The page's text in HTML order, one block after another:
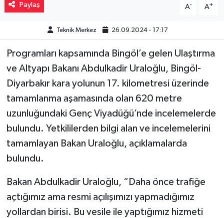
Paylaş A- A+
Teknik Merkez 26.09.2024 - 17:17
Programları kapsamında Bingöl’e gelen Ulaştırma
ve Altyapı Bakanı Abdulkadir Uraloğlu, Bingöl-
Diyarbakır kara yolunun 17. kilometresi üzerinde
tamamlanma aşamasında olan 620 metre
uzunluğundaki Genç Viyadüğü’nde incelemelerde
bulundu. Yetkililerden bilgi alan ve incelemelerini
tamamlayan Bakan Uraloğlu, açıklamalarda
bulundu.
Bakan Abdulkadir Uraloğlu, “Daha önce trafiğe
açtığımız ama resmi açılışımızı yapmadığımız
yollardan birisi. Bu vesile ile yaptığımız hizmeti
Teknoloji
Türkiye
Video Haber
Yeme-İçme
Yemek